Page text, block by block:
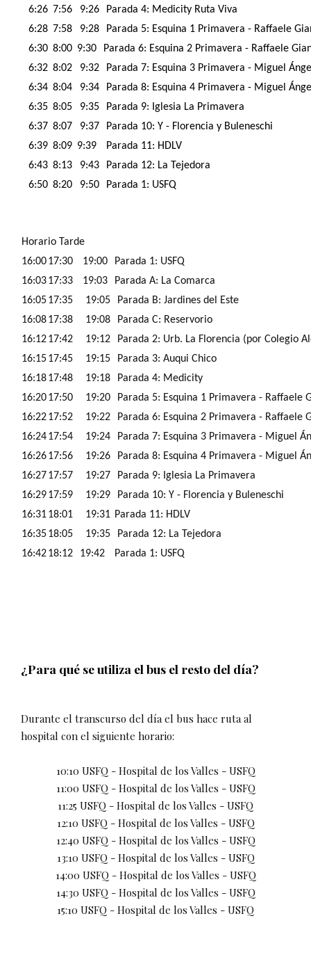
6:26 7:56 9:26
Parada 4: Medicity Ruta Viva
6:28 7:58 9:28
Parada 5: Esquina 1 Primavera - Raffaele
6:30 8:00 9:30
Parada 6: Esquina 2 Primavera - Raffaele
6:32 8:02 9:32
Parada 7: Esquina 3 Primavera - Miguel
6:34 8:04 9:34
Parada 8: Esquina 4 Primavera - Miguel
6:35 8:05 9:35
Parada 9: Iglesia La Primavera
6:37 8:07 9:37
Parada 10: Y - Florencia y Buleneschi
6:39 8:09 9:39
Parada 11: HDLV
6:43 8:13 9:43
Parada 12: La Tejedora
6:50 8:20 9:50 Parada 1: USFQ
Horario Tarde
16:0017:30 19:00
Parada 1: USFQ
16:0317:33 19:03
Parada A: La Comarca
16:0517:35 19:05
Parada B: Jardines del Este
16:0817:38 19:08
Parada C: Reservorio
16:1217:42 19:12
Parada 2: Urb. La Florencia (por Colegio
16:1517:45 19:15
Parada 3: Auqui Chico
16:1817:48 19:18
Parada 4: Medicity
16:2017:50 19:20
Parada 5: Esquina 1 Primavera - Raffaele
16:2217:52 19:22
Parada 6: Esquina 2 Primavera - Raffaele
16:2417:54 19:24
Parada 7: Esquina 3 Primavera - Miguel
16:2617:56 19:26
Parada 8: Esquina 4 Primavera - Miguel
16:2717:57 19:27
Parada 9: Iglesia La Primavera
16:2917:59 19:29
Parada 10: Y - Florencia y Buleneschi
16:3118:01 19:31 Parada 11: HDLV
16:3518:05 19:35
Parada 12: La Tejedora
16:4218:12 19:42 Parada 1: USFQ
¿Para qué se utiliza el bus el resto del día?
Durante el transcurso del día el bus hace ruta al
hospital con el siguiente horario:
10:10 USFQ - Hospital de los Valles - USFQ
11:00 USFQ - Hospital de los Valles - USFQ
11:25 USFQ - Hospital de los Valles - USFQ
12:10 USFQ - Hospital de los Valles - USFQ
12:40 USFQ - Hospital de los Valles - USFQ
13:10 USFQ - Hospital de los Valles - USFQ
14:00 USFQ - Hospital de los Valles - USFQ
14:30 USFQ - Hospital de los Valles - USFQ
15:10 USFQ - Hospital de los Valles - USFQ